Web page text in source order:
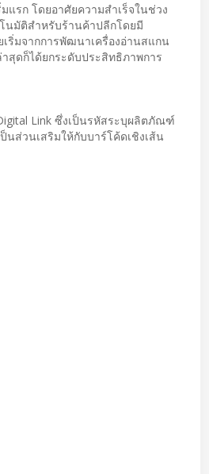
แรก โดยอาศัยความสำเร็จในช่วง
นมัติสำหรับร้านค้าปลีกโดยมี
ริ่มจากการพัฒนาเครื่องอ่านสแกน
สุดก็ได้ยกระดับประสิทธิภาพการ
Link ซึ่งเป็นรหัสระบุผลิตภัณฑ์
ส่วนเสริมให้กับบาร์โค้ดเชิงเส้น